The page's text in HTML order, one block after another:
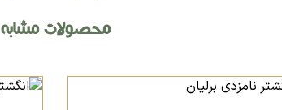
محصولات مشابه